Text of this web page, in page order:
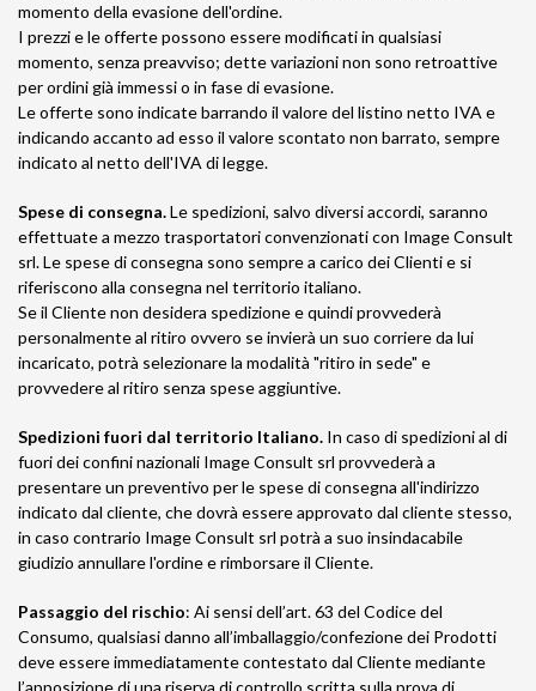
momento della evasione dell'ordine.
I prezzi e le offerte possono essere modificati in qualsiasi
momento, senza preavviso; dette variazioni non sono retroattive
per ordini già immessi o in fase di evasione.
Le offerte sono indicate barrando il valore del listino netto IVA e
indicando accanto ad esso il valore scontato non barrato, sempre
indicato al netto dell'IVA di legge.
Spese di consegna.Le spedizioni, salvo diversi accordi, saranno
effettuate a mezzo trasportatori convenzionati con Image Consult
srl. Le spese di consegna sono sempre a carico dei Clienti e si
riferiscono alla consegna nel territorio italiano.
Se il Cliente non desidera spedizione e quindi provvederà
personalmente al ritiro ovvero se invierà un suo corriere da lui
incaricato, potrà selezionare la modalità "ritiro in sede" e
provvedere al ritiro senza spese aggiuntive.
Spedizioni fuori dal territorio Italiano. In caso di spedizioni al di
fuori dei confini nazionali Image Consult srl provvederà a
presentare un preventivo per le spese di consegna all'indirizzo
indicato dal cliente, che dovrà essere approvato dal cliente stesso,
in caso contrario Image Consult srl potrà a suo insindacabile
giudizio annullare l'ordine e rimborsare il Cliente.
Passaggio del rischio: Ai sensi dell’art. 63 del Codice del
Consumo, qualsiasi danno all’imballaggio/confezione dei Prodotti
deve essere immediatamente contestato dal Cliente mediante
l’apposizione di una riserva di controllo scritta sulla prova di